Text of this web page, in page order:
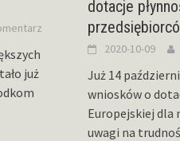
już
dotacje
2020-10-09
Już 14
wniosków o
Europejskiej dla
uwagi na